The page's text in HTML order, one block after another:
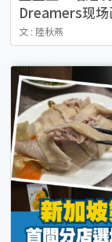
Dreamers现
文 : 陸秋燕